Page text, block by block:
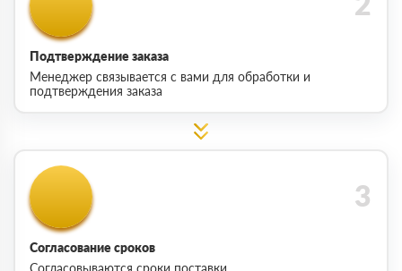
Подтверждение заказа
Менеджер связывается с вами для обработки и
подтверждения заказа
Согласование сроков
Согласовываются сроки поставки